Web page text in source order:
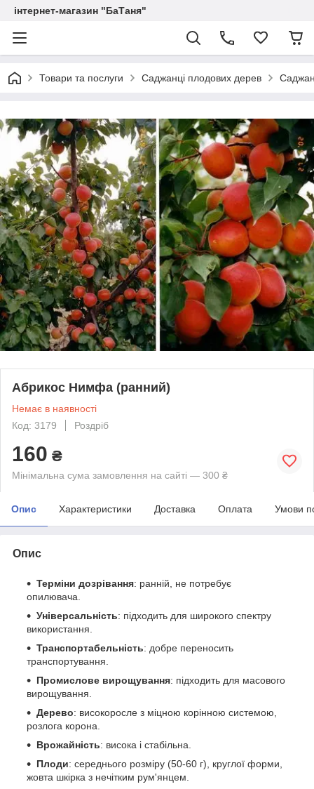
інтернет-магазин "БаТаня"
Товари та послуги Саджанці плодових дерев
Абрикос Нимфа (ранний)
Немає в наявності
Код: 3179
Роздріб
160 ₴
Мінімальна сума замовлення на сайті — 300 ₴
Опис Характеристики Доставка Оплата Умови
Опис
Терміни дозрівання: ранній, не потребує
опилювача.
Універсальність: підходить для широкого спектру
використання.
Транспортабельність: добре переносить
транспортування.
Промислове вирощування: підходить для масового
вирощування.
Дерево: високоросле з міцною корінною системою,
розлога корона.
Врожайність: висока і стабільна.
Плоди: середнього розміру (50-60 г), круглої форми,
жовта шкірка з нечітким рум'янцем.